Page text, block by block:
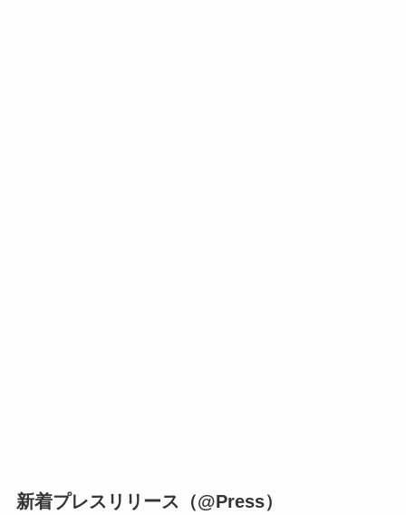
新着プレスリリース（@Press）